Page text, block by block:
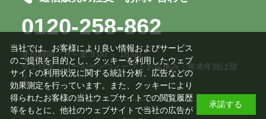
0120-258-862
受付時間／月～金 9:00 ～ 18:00
※土日祝・ゴールデンウィーク・お盆休み・年末年始は除
く
当社では、お客様により良い情報およびサービス
のご提供を目的とし、クッキーを利用したウェブ
サイトの利用状況に関する統計分析、広告などの
効果測定を行っています。また、クッキーにより
得られたお客様の当社ウェブサイトでの閲覧履歴
等をもとに、他社のウェブサイトで当社の広告が
承諾する